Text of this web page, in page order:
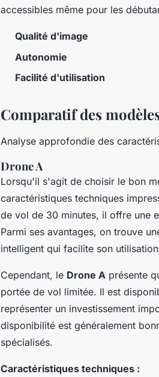
accessibles même pour les
Qualité d'image
Autonomie
Facilité d'utilisation
Comparatif des
Analyse approfondie des
Drone A
Lorsqu'il s'agit de choisir le bon
caractéristiques techniques
de vol de 30 minutes, il offre une
Parmi ses avantages, on trouve
intelligent qui facilite son
Cependant, le Drone A présente
portée de vol limitée. Il est
représenter un investissement
disponibilité est généralement
spécialisés.
Caractéristiques techniques :